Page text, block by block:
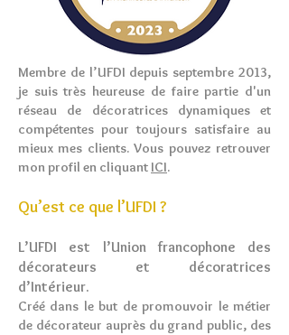
Membre de l’UFDI depuis septembre 2013,
je suis très heureuse de faire partie d'un
réseau de décoratrices dynamiques et
compétentes pour toujours satisfaire au
mieux mes clients. Vous pouvez retrouver
mon profil en cliquant ICI.
Qu’est ce que l’UFDI ?
L’UFDI est l’Union francophone des
décorateurs et décoratrices
d’Intérieur.
Créé dans le but de promouvoir le métier
de décorateur auprès du grand public, des